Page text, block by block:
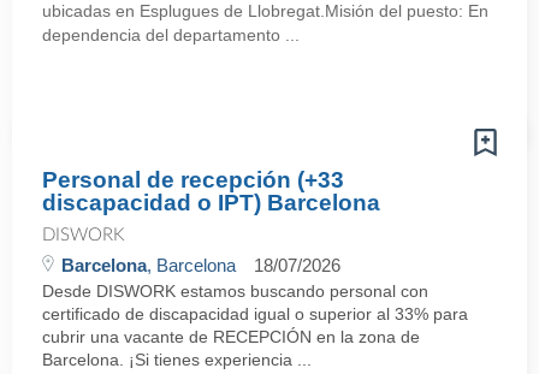
ubicadas en Esplugues de Llobregat.Misión del puesto: En
dependencia del departamento ...
Personal de recepción (+33
discapacidad o IPT) Barcelona
DISWORK
Barcelona, Barcelona 18/07/2026
Desde DISWORK estamos buscando personal con
certificado de discapacidad igual o superior al 33% para
cubrir una vacante de RECEPCIÓN en la zona de
Barcelona. ¡Si tienes experiencia ...